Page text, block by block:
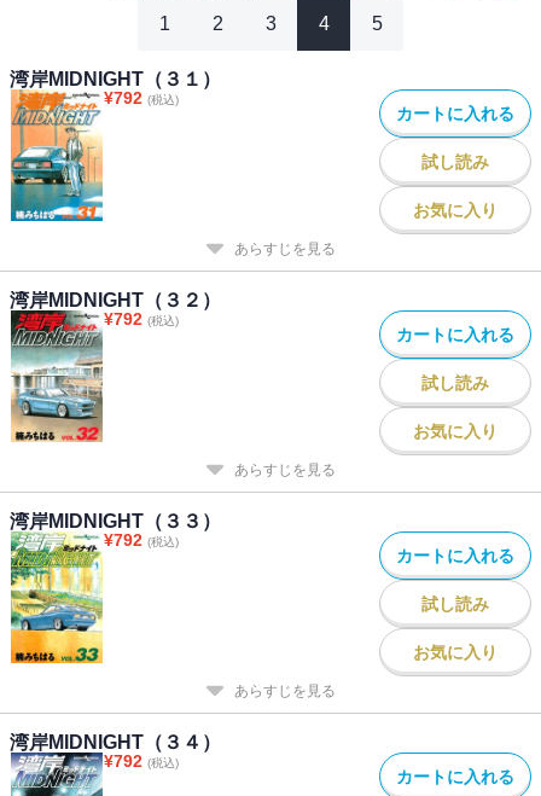
1 2 3 4 5
湾岸MIDNIGHT（３１）
¥792 (税込)
カートに入れる
試し読み
お気に入り
あらすじを見る
湾岸MIDNIGHT（３２）
¥792 (税込)
カートに入れる
試し読み
お気に入り
あらすじを見る
湾岸MIDNIGHT（３３）
¥792 (税込)
カートに入れる
試し読み
お気に入り
あらすじを見る
湾岸MIDNIGHT（３４）
¥792 (税込)
カートに入れる